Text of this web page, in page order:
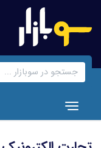
اصلی
Toggle navigation